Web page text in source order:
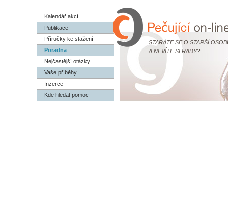
STARÁTE SE O STARŠÍ
A NEVÍTE SI RADY?
Kalendář akcí
Publikace
Příručky ke stažení
Poradna
Nejčastější otázky
Vaše příběhy
Inzerce
Kde hledat pomoc